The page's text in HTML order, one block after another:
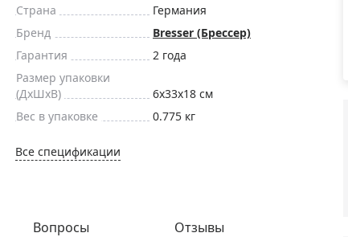
Фонари
Элементы питания, карты
Экшн-камеры
Фотооборудование
Страна
Германия
Бренд
Bresser (Брессер)
Гарантия
2 года
Размер упаковки
(ДxШxВ)
6x33x18 см
Вес в упаковке
0.775 кг
Все спецификации
Вопросы Отзывы